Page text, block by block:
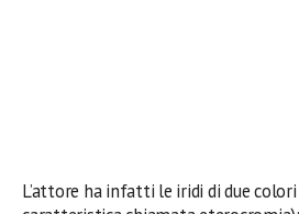
L’attore ha infatti le iridi di due colori